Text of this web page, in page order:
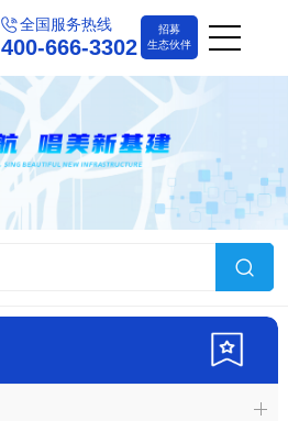
全国服务热线
400-666-3302
招募
生态伙伴